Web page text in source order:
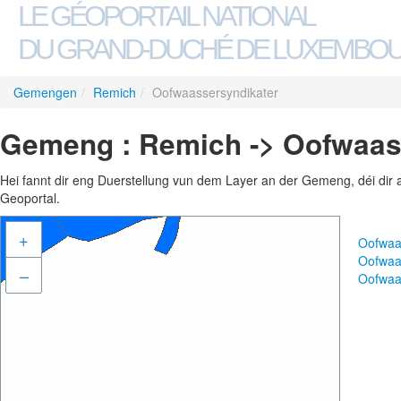
LE GÉOPORTAIL NATIONAL
DU GRAND-DUCHÉ DE
Gemengen / Remich / Oofwaassersyndikater
Gemeng : Remich ->
Hei fannt dir eng Duerstellung vun dem Layer an der Gemeng, déi
Geoportal.
+
–